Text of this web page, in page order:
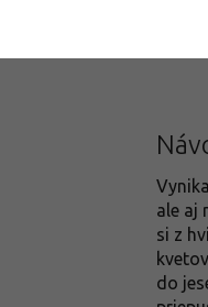
ale aj
si z
do